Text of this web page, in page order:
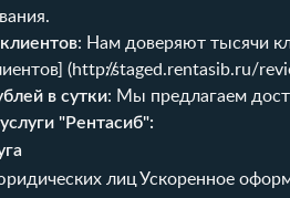
: Нам доверяют тысячи
(http://staged.rentasib.ru/
в сутки: Мы предлагаем
"Рентасиб":
лицУскоренное